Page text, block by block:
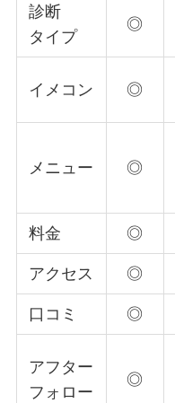
診断
タイプ
◎
イメコン ◎
メニュー ◎
料金 ◎
アクセス ◎
口コミ ◎
アフター
フォロー
◎